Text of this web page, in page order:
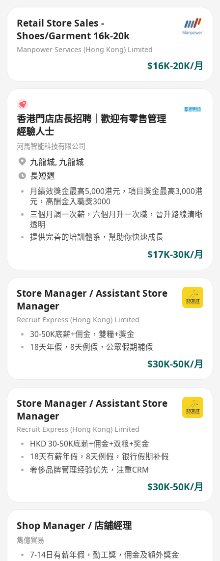
Retail Store Sales -
Shoes/Garment 16k-20k
Manpower Services (Hong Kong) Limited
$16K-20K/月
香港門店店長招聘｜歡迎有零售管理
經驗人士
河馬智能科技有限公司
九龍城, 九龍城
長短週
月績效獎金最高5,000港元，項目獎金最高3,000港
元，高酬金入職獎3000
三個月調一次薪，六個月升一次職，晉升路線清晰
透明
提供完善的培訓體系，幫助你快速成長
$17K-30K/月
Store Manager / Assistant Store
Manager
Recruit Express (Hong Kong) Limited
30-50K底薪+佣金，雙糧+獎金
18天年假，8天例假，公眾假期補假
$30K-50K/月
Store Manager / Assistant Store
Manager
Recruit Express (Hong Kong) Limited
HKD 30-50K底薪+佣金+双粮+奖金
18天有薪年假，8天例假，银行假期补假
奢侈品牌管理经验优先，注重CRM
$30K-50K/月
Shop Manager / 店舖經理
雋億貿易
7-14日有薪年假，勤工獎，佣金及額外獎金